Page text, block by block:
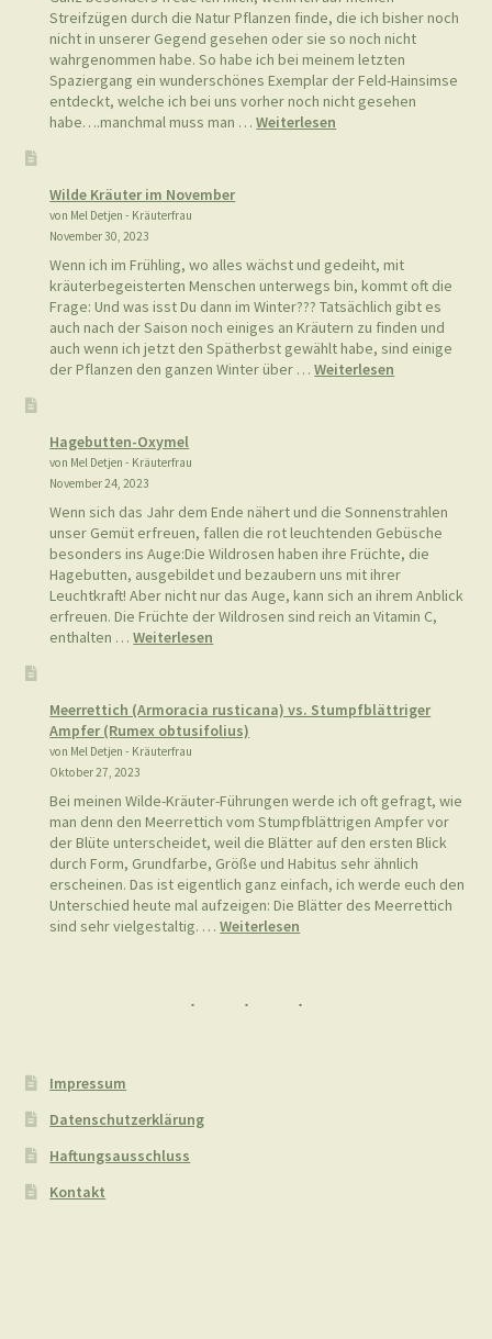
Streifzügen durch die Natur Pflanzen finde, die ich bisher noch
nicht in unserer Gegend gesehen oder sie so noch nicht
wahrgenommen habe. So habe ich bei meinem letzten
Spaziergang ein wunderschönes Exemplar der Feld-Hainsimse
entdeckt, welche ich bei uns vorher noch nicht gesehen
habe….manchmal muss man …Weiterlesen
Wilde Kräuter im November
von Mel Detjen - Kräuterfrau
November 30, 2023
Wenn ich im Frühling, wo alles wächst und gedeiht, mit
kräuterbegeisterten Menschen unterwegs bin, kommt oft die
Frage: Und was isst Du dann im Winter??? Tatsächlich gibt es
auch nach der Saison noch einiges an Kräutern zu finden und
auch wenn ich jetzt den Spätherbst gewählt habe, sind einige
der Pflanzen den ganzen Winter über …Weiterlesen
Hagebutten-Oxymel
von Mel Detjen - Kräuterfrau
November 24, 2023
Wenn sich das Jahr dem Ende nähert und die Sonnenstrahlen
unser Gemüt erfreuen, fallen die rot leuchtenden Gebüsche
besonders ins Auge:Die Wildrosen haben ihre Früchte, die
Hagebutten, ausgebildet und bezaubern uns mit ihrer
Leuchtkraft! Aber nicht nur das Auge, kann sich an ihrem Anblick
erfreuen. Die Früchte der Wildrosen sind reich an Vitamin C,
enthalten …Weiterlesen
Meerrettich (Armoracia rusticana) vs. Stumpfblättriger
Ampfer (Rumex obtusifolius)
von Mel Detjen - Kräuterfrau
Oktober 27, 2023
Bei meinen Wilde-Kräuter-Führungen werde ich oft gefragt, wie
man denn den Meerrettich vom Stumpfblättrigen Ampfer vor
der Blüte unterscheidet, weil die Blätter auf den ersten Blick
durch Form, Grundfarbe, Größe und Habitus sehr ähnlich
erscheinen. Das ist eigentlich ganz einfach, ich werde euch den
Unterschied heute mal aufzeigen: Die Blätter des Meerrettich
sind sehr vielgestaltig. …Weiterlesen
vs.
Impressum
Datenschutzerklärung
Haftungsausschluss
Kontakt